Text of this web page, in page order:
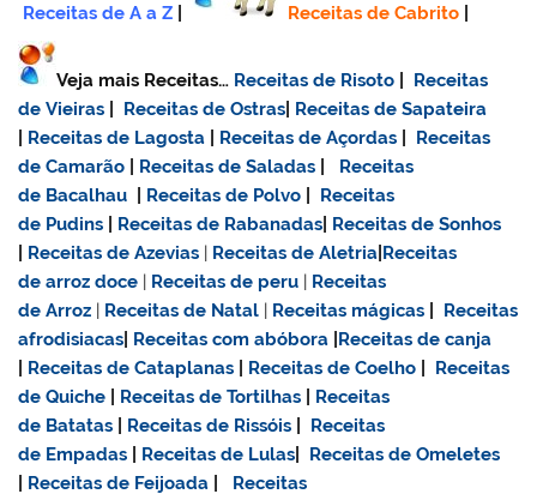
Receitas de A a Z Receitas de Cabrito
Veja mais Receitas… Receitas de Risoto
Receitas
de Vieiras
Receitas de Ostras Receitas de Sapateira
Receitas de Lagosta Receitas de Açordas
Receitas
de Camarão
Receitas de Saladas
Receitas
de Bacalhau
Receitas de Polvo
Receitas
de Pudins
Receitas de Rabanadas Receitas de Sonhos
Receitas de Azevias | Receitas de Aletria Receitas
dearroz doce | Receitas de peru | Receitas
de Arroz | Receitas de Natal | Receitas mágicas
Receitas
afrodisiacas Receitas com abóbora Receitas de canja
Receitas de Cataplanas Receitas de Coelho
Receitas
de Quiche
Receitas de Tortilhas
Receitas
de Batatas
Receitas de Rissóis
Receitas
de Empadas
Receitas de Lulas
Receitas de Omeletes
Receitas de Feijoada
Receitas